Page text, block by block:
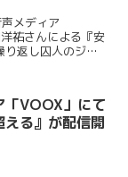
メディア
祐さんによる『安
返し囚人のジレ
「VOOX」にて
える』が配信開